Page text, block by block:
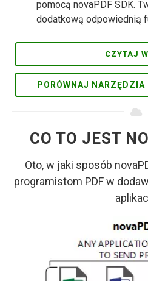
pomocą novaPDF SDK.
dodatkową odpowiednią
CZYTAJ
PORÓWNAJ
CO TO JEST
Oto, w jaki sposób
programistom PDF w